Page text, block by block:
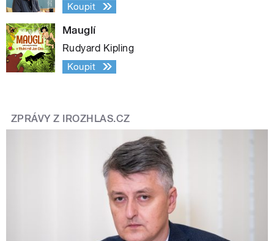
Koupit
Mauglí
Rudyard Kipling
Koupit
ZPRÁVY Z IROZHLAS.CZ